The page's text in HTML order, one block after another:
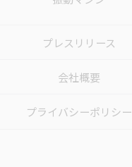
プレスリリース
会社概要
プライバシーポリシー